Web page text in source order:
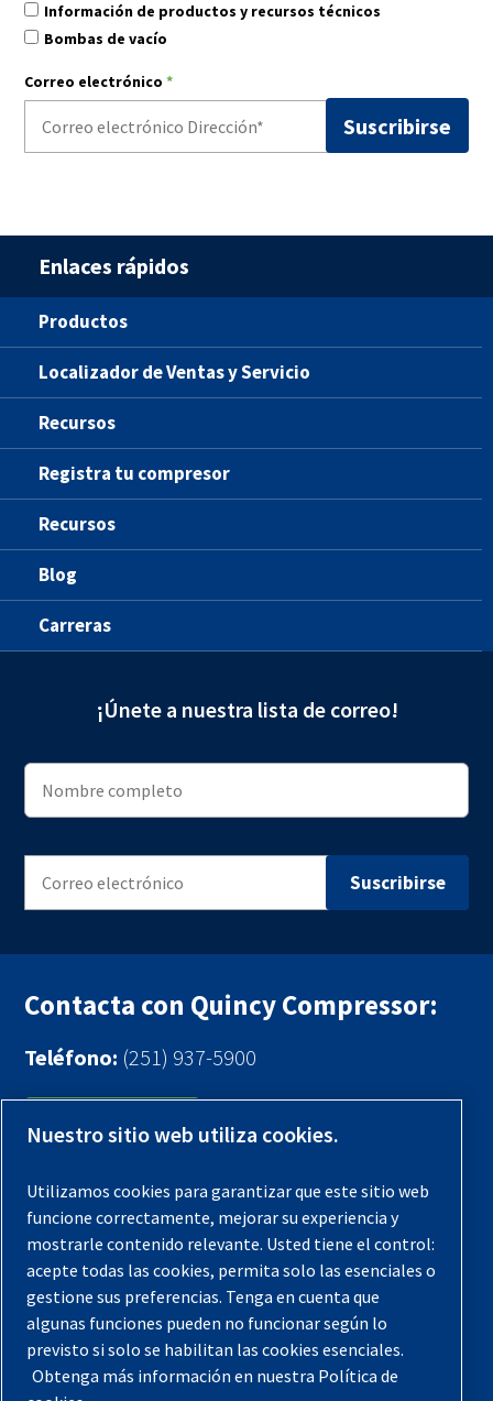
Información de productos y recursos técnicos
Bombas de vacío
Correo electrónico *
Enlaces rápidos
Productos
Localizador de Ventas y Servicio
Recursos
Registra tu compresor
Recursos
Blog
Carreras
¡Únete a nuestra lista de correo!
Contacta con Quincy Compressor:
Teléfono: (251) 937-5900
Contáctenos
Registra tu compresor
Aviso legal
Garantías
Política de privacidad
Términos y Condiciones
Mapa del sitio
Nuestro sitio web utiliza cookies.
Utilizamos cookies para garantizar que este sitio web
funcione correctamente, mejorar su experiencia y
mostrarle contenido relevante. Usted tiene el control:
acepte todas las cookies, permita solo las esenciales o
gestione sus preferencias. Tenga en cuenta que
algunas funciones pueden no funcionar según lo
previsto si solo se habilitan las cookies esenciales.
Obtenga más información en nuestra Política de